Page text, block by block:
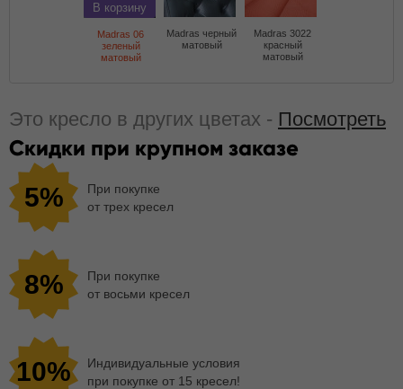
В корзину
Madras 06
зеленый
матовый
Madras черный
матовый
Madras 3022
красный
матовый
Это кресло в других цветах - Посмотреть
Скидки при крупном заказе
5%
При покупке
от трех кресел
8%
При покупке
от восьми кресел
10%
Индивидуальные условия
при покупке от 15 кресел!